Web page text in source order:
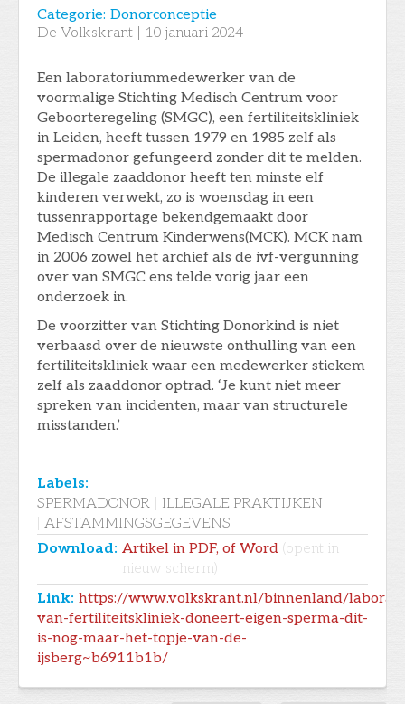
Categorie: Donorconceptie
De Volkskrant
10 januari 2024
Een laboratoriummedewerker van de
voormalige Stichting Medisch Centrum voor
Geboorteregeling (SMGC), een fertiliteitskliniek
in Leiden, heeft tussen 1979 en 1985 zelf als
spermadonor gefungeerd zonder dit te melden.
De illegale zaaddonor heeft ten minste elf
kinderen verwekt, zo is woensdag in een
tussenrapportage bekendgemaakt door
Medisch Centrum Kinderwens(MCK). MCK nam
in 2006 zowel het archief als de ivf-vergunning
over van SMGC ens telde vorig jaar een
onderzoek in.
De voorzitter van Stichting Donorkind is niet
verbaasd over de nieuwste onthulling van een
fertiliteitskliniek waar een medewerker stiekem
zelf als zaaddonor optrad. ‘Je kunt niet meer
spreken van incidenten, maar van structurele
misstanden.’
Labels:
SPERMADONOR
ILLEGALE PRAKTIJKEN
AFSTAMMINGSGEGEVENS
Download: Artikel in PDF, of Word (opent in
nieuw scherm)
Link: https://www.volkskrant.nl/binnenland/
van-fertiliteitskliniek-doneert-eigen-sperma-dit-
is-nog-maar-het-topje-van-de-
ijsberg~b6911b1b/